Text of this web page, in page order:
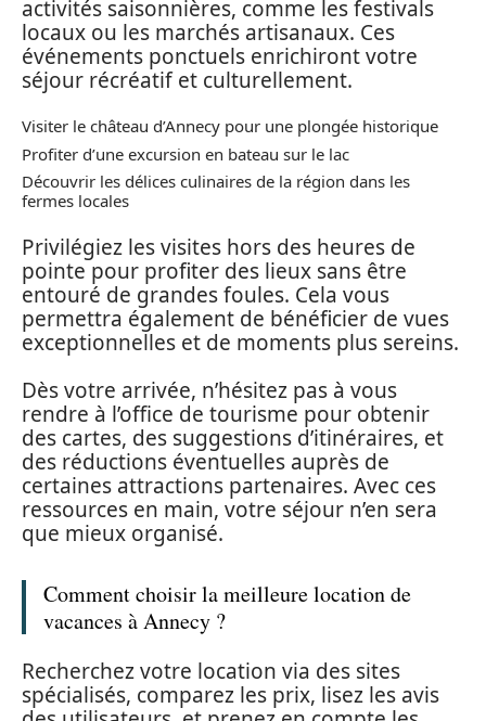
activités saisonnières, comme les festivals
locaux ou les marchés artisanaux. Ces
événements ponctuels enrichiront votre
séjour récréatif et culturellement.
Visiter le château d’Annecy pour une plongée historique
Profiter d’une excursion en bateau sur le lac
Découvrir les délices culinaires de la région dans les
fermes locales
Privilégiez les visites hors des heures de
pointe pour profiter des lieux sans être
entouré de grandes foules. Cela vous
permettra également de bénéficier de vues
exceptionnelles et de moments plus sereins.
Dès votre arrivée, n’hésitez pas à vous
rendre à l’office de tourisme pour obtenir
des cartes, des suggestions d’itinéraires, et
des réductions éventuelles auprès de
certaines attractions partenaires. Avec ces
ressources en main, votre séjour n’en sera
que mieux organisé.
Comment choisir la meilleure location de
vacances à Annecy ?
Recherchez votre location via des sites
spécialisés, comparez les prix, lisez les avis